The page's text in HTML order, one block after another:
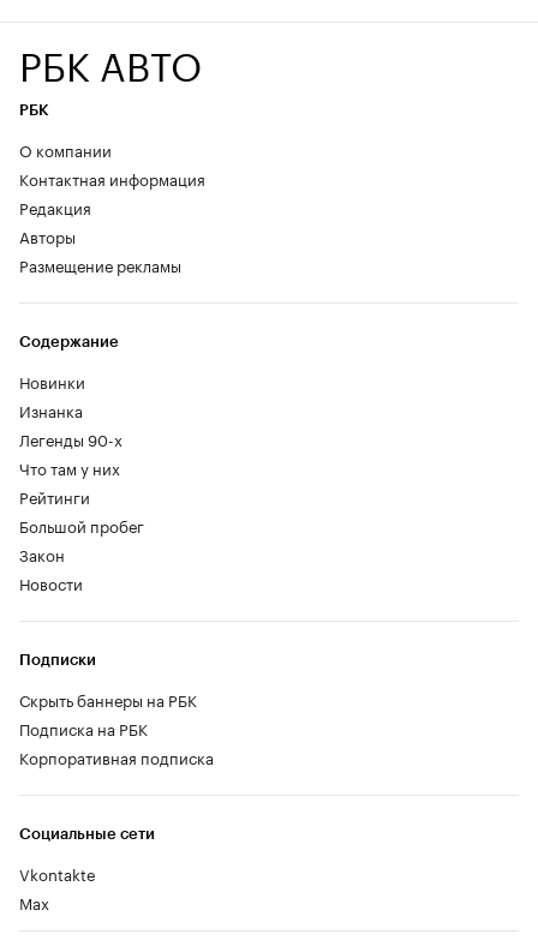
РБК АВТО
РБК
О компании
Контактная информация
Редакция
Авторы
Размещение рекламы
Содержание
Новинки
Изнанка
Легенды 90-х
Что там у них
Рейтинги
Большой пробег
Закон
Новости
Социальные сети
Vkontakte
Max
Подписки
Скрыть баннеры на РБК
Подписка на РБК
Корпоративная подписка